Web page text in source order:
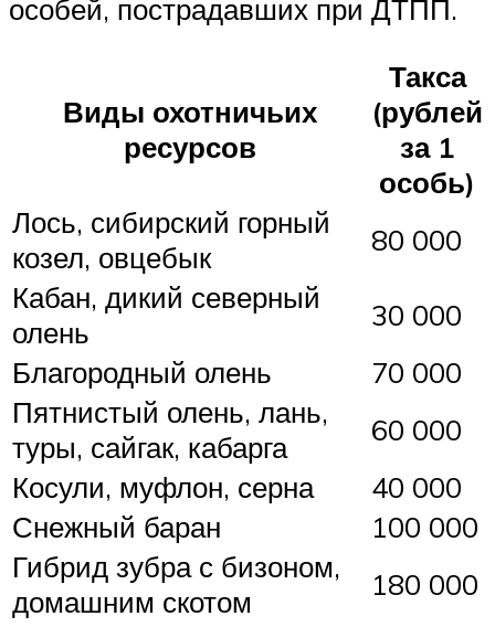
особей, пострадавших при ДТПП.
Виды охотничьих
ресурсов
Такса
(рублей
за 1
особь)
Лось, сибирский горный
козел, овцебык
80 000
Кабан, дикий северный
олень
30 000
Благородный олень
70 000
Пятнистый олень, лань,
туры, сайгак, кабарга
60 000
Косули, муфлон, серна
40 000
Снежный баран
100 000
Гибрид зубра с бизоном,
домашним скотом
180 000